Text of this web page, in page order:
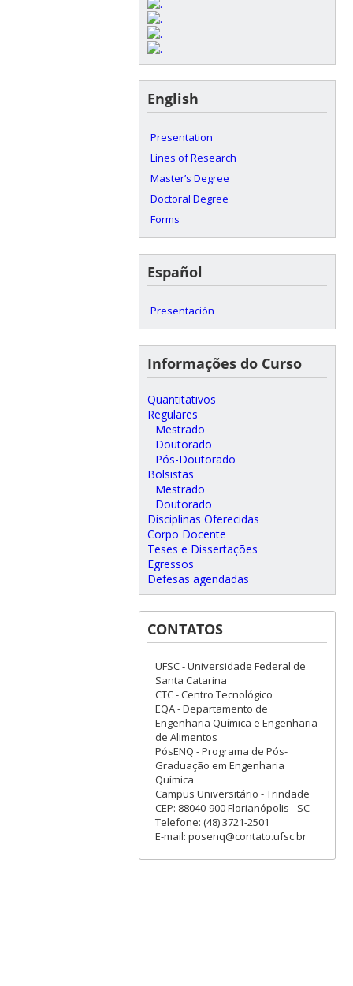
English
Presentation
Lines of Research
Master’s Degree
Doctoral Degree
Forms
Español
Presentación
Informações do Curso
Quantitativos
Regulares
Mestrado
Doutorado
Pós-Doutorado
Bolsistas
Mestrado
Doutorado
Disciplinas Oferecidas
Corpo Docente
Teses e Dissertações
Egressos
Defesas agendadas
CONTATOS
UFSC - Universidade Federal de
Santa Catarina
CTC - Centro Tecnológico
EQA - Departamento de
Engenharia Química e Engenharia
de Alimentos
PósENQ - Programa de Pós-
Graduação em Engenharia
Química
Campus Universitário - Trindade
CEP: 88040-900 Florianópolis - SC
Telefone: (48) 3721-2501
E-mail: posenq@contato.ufsc.br